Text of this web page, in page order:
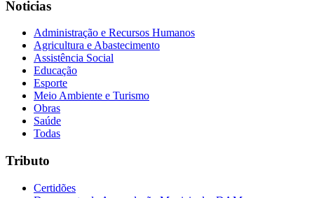
Noticias
Administração e Recursos Humanos
Agricultura e Abastecimento
Assistência Social
Educação
Esporte
Meio Ambiente e Turismo
Obras
Saúde
Todas
Tributo
Certidões